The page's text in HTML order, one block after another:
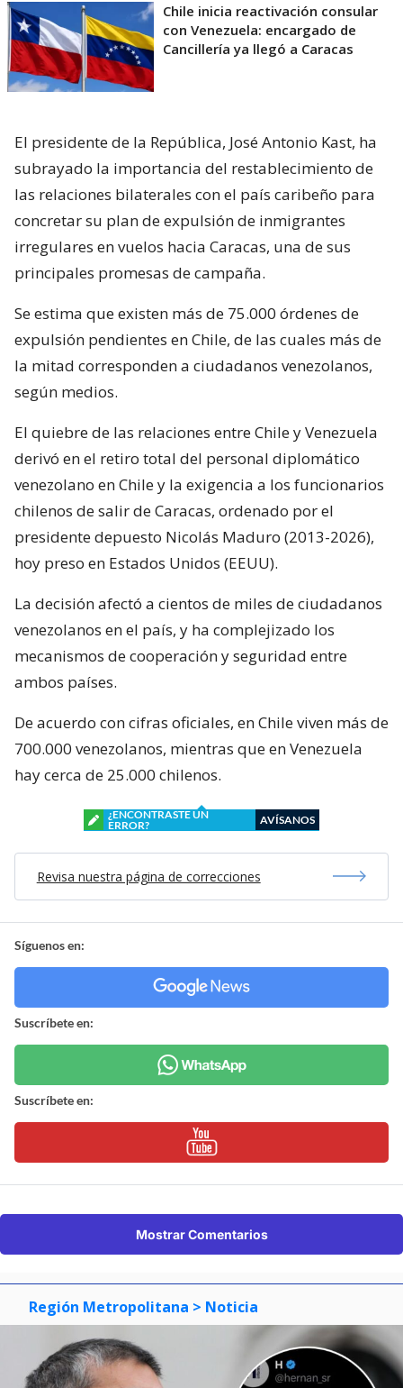
Chile inicia reactivación consular
con Venezuela: encargado de
Cancillería ya llegó a Caracas
El presidente de la República, José Antonio Kast, ha
subrayado la importancia del restablecimiento de
las relaciones bilaterales con el país caribeño para
concretar su plan de expulsión de inmigrantes
irregulares en vuelos hacia Caracas, una de sus
principales promesas de campaña.
Se estima que existen más de 75.000 órdenes de
expulsión pendientes en Chile, de las cuales más de
la mitad corresponden a ciudadanos venezolanos,
según medios.
El quiebre de las relaciones entre Chile y Venezuela
derivó en el retiro total del personal diplomático
venezolano en Chile y la exigencia a los funcionarios
chilenos de salir de Caracas, ordenado por el
presidente depuesto Nicolás Maduro (2013-2026),
hoy preso en Estados Unidos (EEUU).
La decisión afectó a cientos de miles de ciudadanos
venezolanos en el país, y ha complejizado los
mecanismos de cooperación y seguridad entre
ambos países.
De acuerdo con cifras oficiales, en Chile viven más de
700.000 venezolanos, mientras que en Venezuela
hay cerca de 25.000 chilenos.
¿ENCONTRASTE UN
ERROR?
AVÍSANOS
Revisa nuestra página de correcciones
Síguenos en:
Suscríbete en:
Suscríbete en:
Mostrar Comentarios
Región Metropolitana > Noticia